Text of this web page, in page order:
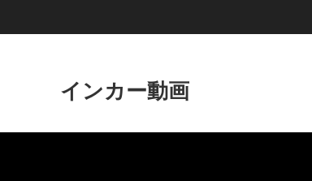
インカー動画